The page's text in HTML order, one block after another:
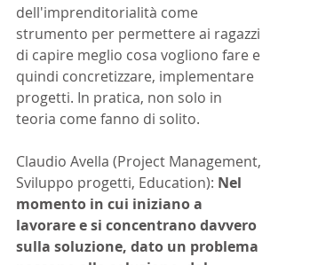
dell'imprenditorialità come
strumento per permettere ai ragazzi
di capire meglio cosa vogliono fare e
quindi concretizzare, implementare
progetti. In pratica, non solo in
teoria come fanno di solito.
Claudio Avella (Project Management,
Sviluppo progetti, Education): Nel
momento in cui iniziano a
lavorare e si concentrano davvero
sulla soluzione, dato un problema